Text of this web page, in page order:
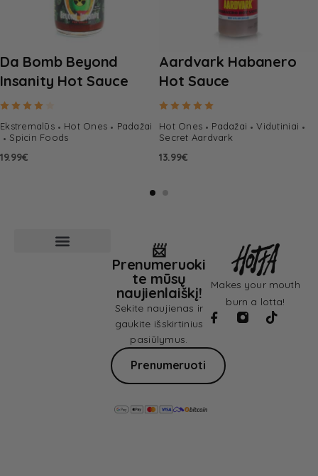
Da Bomb Beyond
Insanity Hot Sauce
Ekstremalūs Hot Ones
Padažai
Spicin Foods
19.99€
Aardvark Habanero
Hot Sauce
Hot Ones Padažai
Vidutiniai
Secret Aardvark
13.99€
Makes your mouth
burn a lotta!
📨
Prenumeruoki
te mūsų
naujienlaiškį!
Sekite naujienas ir
gaukite išskirtinius
pasiūlymus.
Prenumeruoti